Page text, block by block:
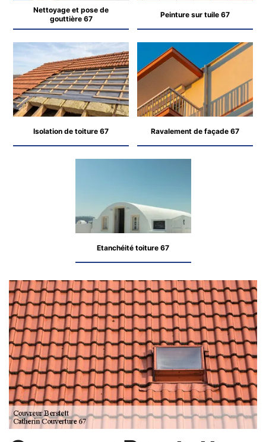
Nettoyage et pose de
gouttière 67
Peinture sur tuile 67
Isolation de toiture 67 Ravalement de façade 67
Etanchéité toiture 67